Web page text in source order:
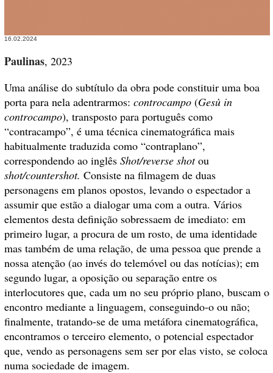
16.02.2024
Paulinas, 2023
Uma análise do subtítulo da obra pode constituir uma boa
porta para nela adentrarmos: controcampo (Gesù in
controcampo), transposto para português como
“contracampo”, é uma técnica cinematográfica mais
habitualmente traduzida como “contraplano”,
correspondendo ao inglês Shot/reverse shotou
shot/countershot. Consiste na filmagem de duas
personagens em planos opostos, levando o espectador a
assumir que estão a dialogar uma com a outra. Vários
elementos desta definição sobressaem de imediato: em
primeiro lugar, a procura de um rosto, de uma identidade
mas também de uma relação, de uma pessoa que prende a
nossa atenção (ao invés do telemóvel ou das notícias); em
segundo lugar, a oposição ou separação entre os
interlocutores que, cada um no seu próprio plano, buscam o
encontro mediante a linguagem, conseguindo-o ou não;
finalmente, tratando-se de uma metáfora cinematográfica,
encontramos o terceiro elemento, o potencial espectador
que, vendo as personagens sem ser por elas visto, se coloca
numa sociedade de imagem.